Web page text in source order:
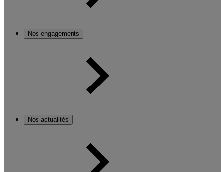
Nos engagements
Nos actualités